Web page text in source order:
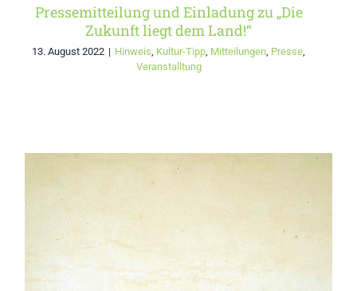
Pressemitteilung und Einladung zu „Die
Zukunft liegt dem Land!“
13. August 2022 | Hinweis, Kultur-Tipp, Mitteilungen, Presse,
Veranstalltung